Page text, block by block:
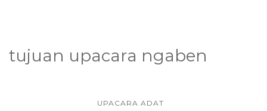
tujuan upacara ngaben
UPACARA ADAT